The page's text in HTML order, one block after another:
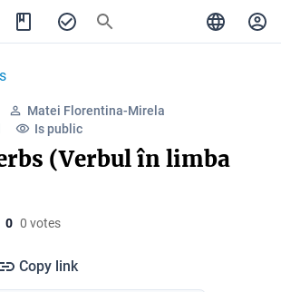
Matei Florentina-Mirela
Is public
(Verbul în limba
0 0 votes
Copy link